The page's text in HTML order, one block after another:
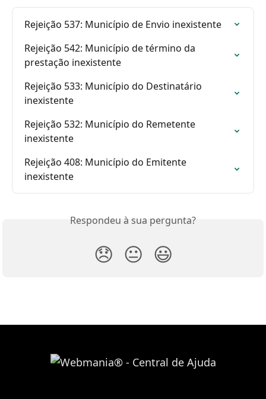
Rejeição 537: Município de Envio inexistente
Rejeição 542: Município de término da
prestação inexistente
Rejeição 533: Município do Destinatário
inexistente
Rejeição 532: Município do Remetente
inexistente
Rejeição 408: Município do Emitente
inexistente
Respondeu à sua pergunta?
😞 😐 😃